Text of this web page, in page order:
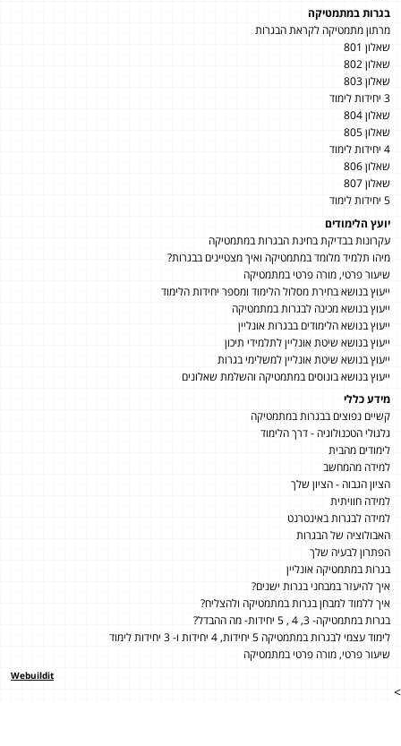
בגרות במתמטיקה
מרתון מתמטיקה לקראת הבגרות
שאלון 801
שאלון 802
שאלון 803
3 יחידות לימוד
שאלון 804
שאלון 805
4 יחידות לימוד
שאלון 806
שאלון 807
5 יחידות לימוד
יועץ הלימודים
עקרונות בבדיקת בחינת הבגרות במתמטיקה
מיהו תלמיד מלומד במתמטיקה ואיך מצטיינים בבגרות?
שיעור פרטי, מורה פרטי במתמטיקה
ייעוץ בנושא בחירת מסלול הלימוד ומספר יחידות הלימוד
ייעוץ בנושא מכינה לבגרות במתמטיקה
ייעוץ בנושא הלימודים בבגרות אונליין
ייעוץ בנושא שיטת אונליין לתלמידי תיכון
ייעוץ בנושא שיטת אונליין למשלימי בגרות
ייעוץ בנושא בונוסים במתמטיקה והשלמת שאלונים
מידע כללי
קשיים נפוצים בבגרות במתמטיקה
גלגולי הטכנולוגיה - דרך הלימוד
לימודים מהבית
למידה מהמחשב
הציון הגבוה - הציון שלך
למידה חוויתית
למידה לבגרות באינטרנט
האבולוציה של הבגרות
הפתרון לבעיה שלך
בגרות במתמטיקה אונליין
איך להיעזר במבחני בגרות ישנים?
איך ללמוד למבחן בגרות במתמטיקה ולהצליח?
בגרות במתמטיקה- 3, 4 , 5 יחידות- מה ההבדל?
לימוד עצמי לבגרות במתמטיקה 5 יחידות, 4 יחידות ו- 3 יחידות לימוד
שיעור פרטי, מורה פרטי במתמטיקה
Webuildit
>